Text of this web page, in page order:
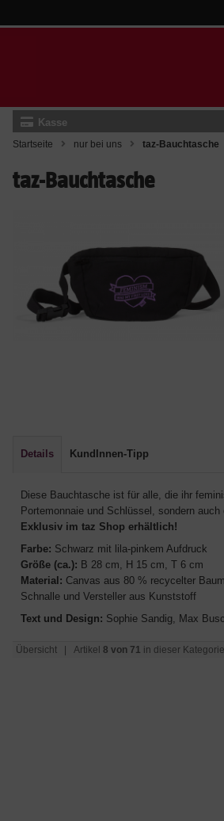
Kasse
Startseite nur bei uns taz-Bauchtasche
taz-Bauchtasche
Details KundInnen-Tipp
Diese Bauchtasche ist für alle, die ihr
Portemonnaie und Schlüssel, sondern
Exklusiv im taz Shop erhältlich!
Farbe: Schwarz mit lila-pinkem Aufdruck
Größe (ca.): B 28 cm, H 15 cm, T 6 cm
Material: Canvas aus 80 % recycelter
Schnalle und Versteller aus Kunststoff
Text und Design: Sophie Sandig, Max
Übersicht | Artikel 8 von 71 in dieser Kategorie